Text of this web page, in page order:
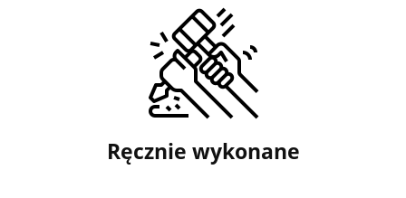
Ręcznie wykonane